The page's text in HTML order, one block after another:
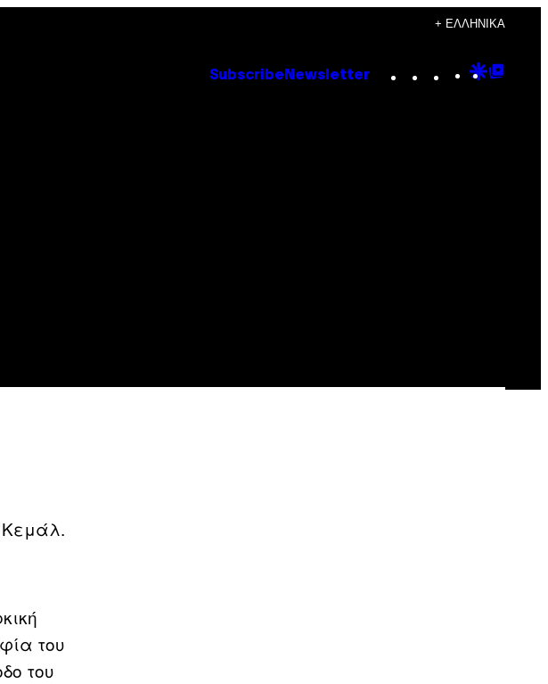
+ ΕΛΛΗΝΙΚΆ
Subscribe Newsletter Instagram
TikTok
YouTube
Google
Κεμάλ.
του
του